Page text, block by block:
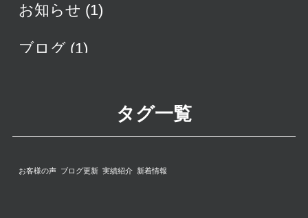
お知らせ (1)
ブログ(1)
タグ一覧
お客様の声 ブログ更新 実績紹介 新着情報